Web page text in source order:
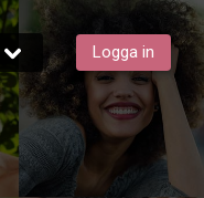
Logga in